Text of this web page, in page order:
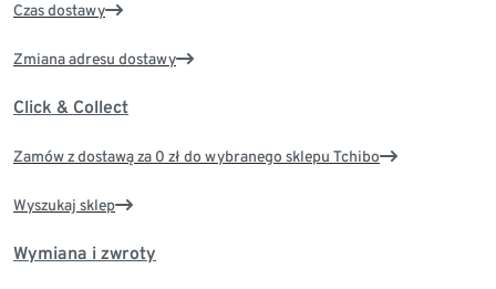
Czas dostawy
Zmiana adresu dostawy
Click & Collect
Zamów z dostawą za 0 zł do wybranego sklepu Tchibo
Wyszukaj sklep
Wymiana i zwroty